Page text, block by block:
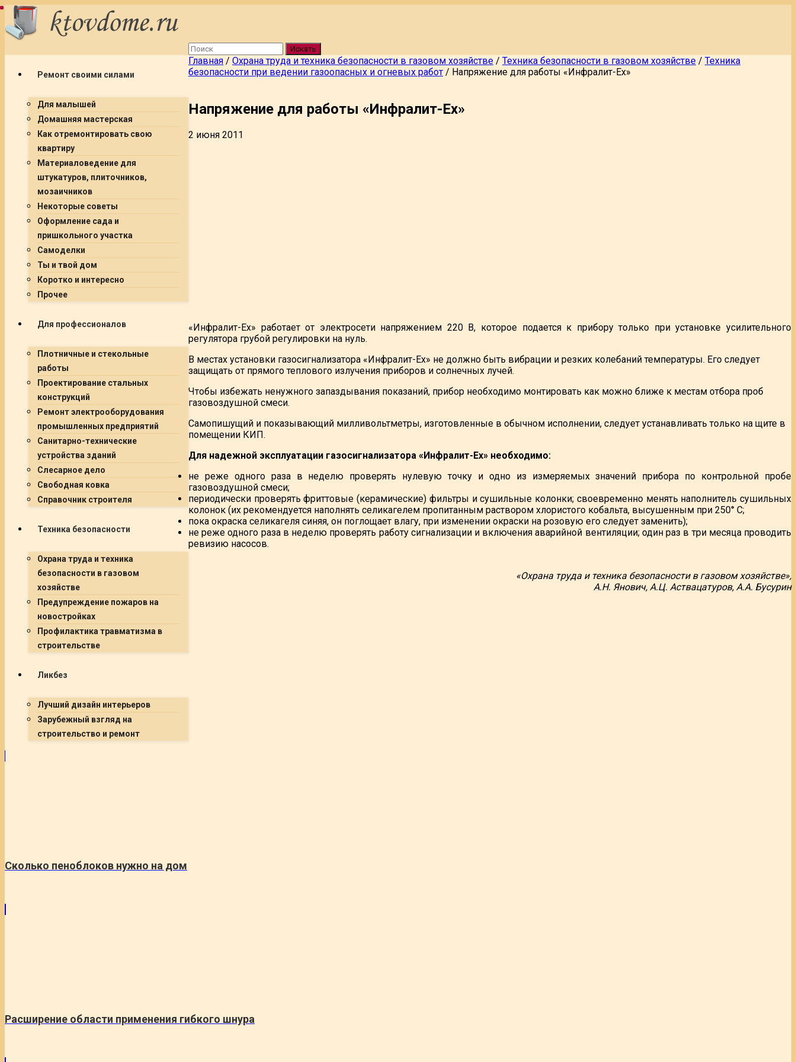
Ремонт своими силами
Для малышей
Домашняя мастерская
Как отремонтировать свою
квартиру
Материаловедение для
штукатуров, плиточников,
мозаичников
Некоторые советы
Оформление сада и
пришкольного участка
Самоделки
Ты и твой дом
Коротко и интересно
Прочее
Для профессионалов
Плотничные и стекольные
работы
Проектирование стальных
конструкций
Ремонт электрооборудования
промышленных предприятий
Санитарно-технические
устройства зданий
Слесарное дело
Свободная ковка
Справочник строителя
Техника безопасности
Охрана труда и техника
безопасности в газовом
хозяйстве
Предупреждение пожаров на
новостройках
Профилактика травматизма в
строительстве
Ликбез
Лучший дизайн интерьеров
Зарубежный взгляд на
строительство и ремонт
Искать
Главная / Охрана труда и техника безопасности в газовом хозяйстве / Техника безопасности в газовом хозяйстве / Техника
безопасности при ведении газоопасных и огневых работ / Напряжение для работы «Инфралит-Ех»
Напряжение для работы «Инфралит-Ех»
2 июня 2011
«Инфралит-Ех» работает от электросети напряжением 220 В, которое подается к прибору только при установке усилительного
регулятора грубой регулировки на нуль.
В местах установки газосигнализатора «Инфралит-Ех» не должно быть вибрации и резких колебаний температуры. Его следует
защищать от прямого теплового излучения приборов и солнечных лучей.
Чтобы избежать ненужного запаздывания показаний, прибор необходимо монтировать как можно ближе к местам отбора проб
газовоздушной смеси.
Самопишущий и показывающий милливольтметры, изготовленные в обычном исполнении, следует устанавливать только на щите в
помещении КИП.
Для надежной эксплуатации газосигнализатора «Инфралит-Ех» необходимо:
не реже одного раза в неделю проверять нулевую точку и одно из измеряемых значений прибора по контрольной пробе
газовоздушной смеси;
периодически проверять фриттовые (керамические) фильтры и сушильные колонки; своевременно менять наполнитель сушильных
колонок (их рекомендуется наполнять селикагелем пропитанным раствором хлористого кобальта, высушенным при 250° С;
пока окраска селикагеля синяя, он поглощает влагу, при изменении окраски на розовую его следует заменить);
не реже одного раза в неделю проверять работу сигнализации и включения аварийной вентиляции; один раз в три месяца проводить
ревизию насосов.
«Охрана труда и техника безопасности в газовом хозяйстве»,
А.Н. Янович, А.Ц. Аствацатуров, А.А. Бусурин
Сколько пеноблоков нужно на дом
Расширение области применения гибкого шнура